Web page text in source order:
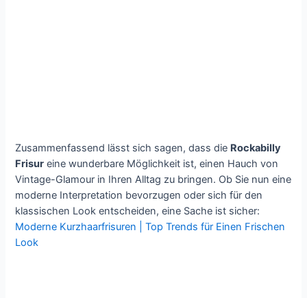
Zusammenfassend lässt sich sagen, dass die Rockabilly
Frisur eine wunderbare Möglichkeit ist, einen Hauch von
Vintage-Glamour in Ihren Alltag zu bringen. Ob Sie nun eine
moderne Interpretation bevorzugen oder sich für den
klassischen Look entscheiden, eine Sache ist sicher:
Moderne Kurzhaarfrisuren | Top Trends für Einen Frischen
Look